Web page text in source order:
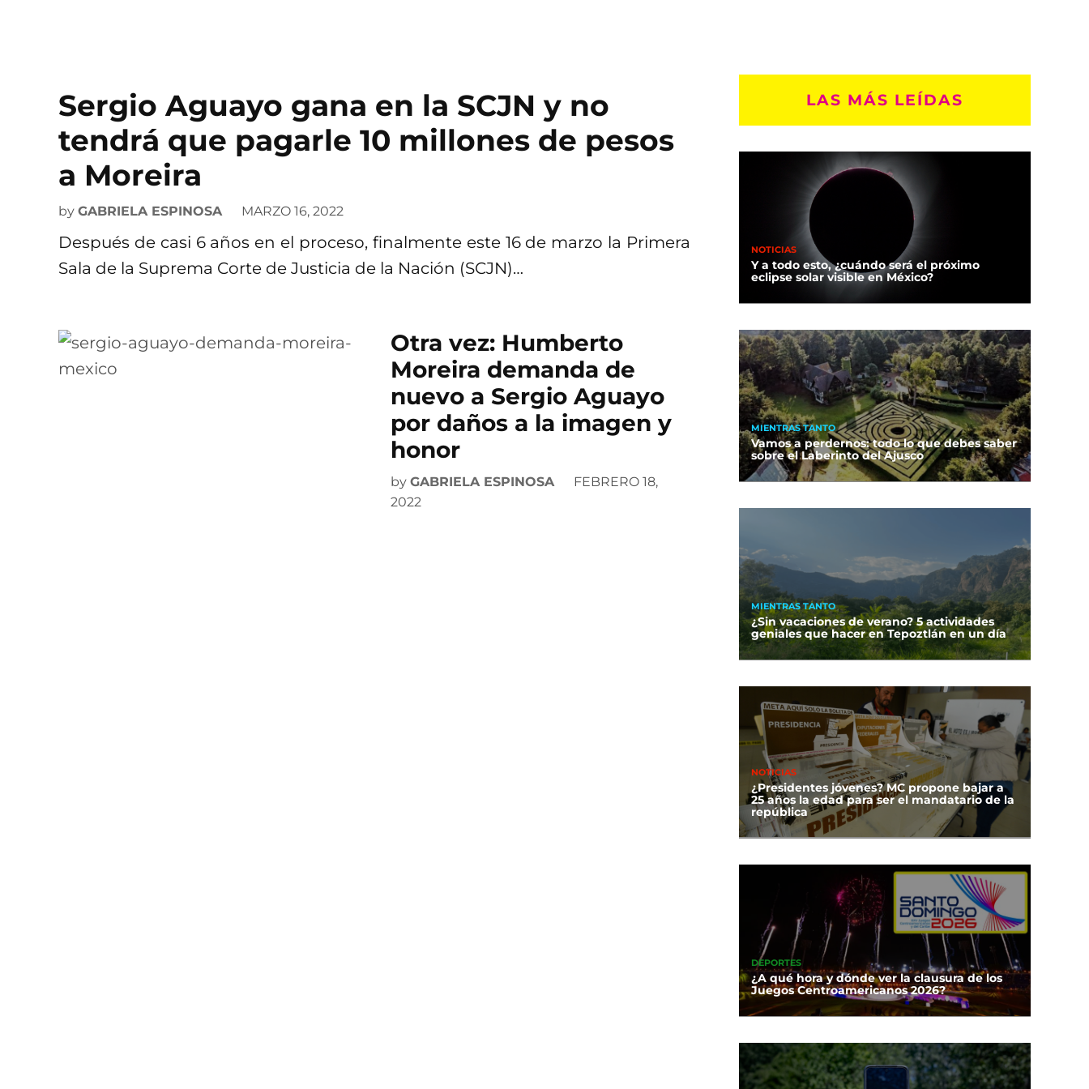
Sergio Aguayo gana en la SCJN y no
tendrá que pagarle 10 millones de pesos
a Moreira
by GABRIELA ESPINOSA MARZO 16, 2022
Después de casi 6 años en el proceso, finalmente este 16 de marzo la Primera
Sala de la Suprema Corte de Justicia de la Nación (SCJN)…
Otra vez: Humberto
Moreira demanda de
nuevo a Sergio Aguayo
por daños a la imagen y
honor
by GABRIELA ESPINOSA
FEBRERO 18,
2022
LAS MÁS LEÍDAS
NOTICIAS
Y a todo esto, ¿cuándo será el próximo
eclipse solar visible en México?
MIENTRAS TANTO
Vamos a perdernos: todo lo que debes saber
sobre el Laberinto del Ajusco
MIENTRAS TANTO
¿Sin vacaciones de verano? 5 actividades
geniales que hacer en Tepoztlán en un día
NOTICIAS
¿Presidentes jóvenes? MC propone bajar a
25 años la edad para ser el mandatario de la
república
DEPORTES
¿A qué hora y dónde ver la clausura de los
Juegos Centroamericanos 2026?